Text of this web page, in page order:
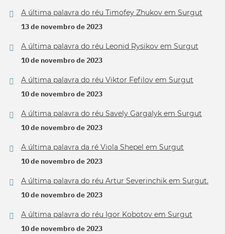
A última palavra do réu Timofey Zhukov em Surgut
13 de novembro de 2023
A última palavra do réu Leonid Rysikov em Surgut
10 de novembro de 2023
A última palavra do réu Viktor Fefilov em Surgut
10 de novembro de 2023
A última palavra do réu Savely Gargalyk em Surgut
10 de novembro de 2023
A última palavra da ré Viola Shepel em Surgut
10 de novembro de 2023
A última palavra do réu Artur Severinchik em Surgut.
10 de novembro de 2023
A última palavra do réu Igor Kobotov em Surgut
10 de novembro de 2023